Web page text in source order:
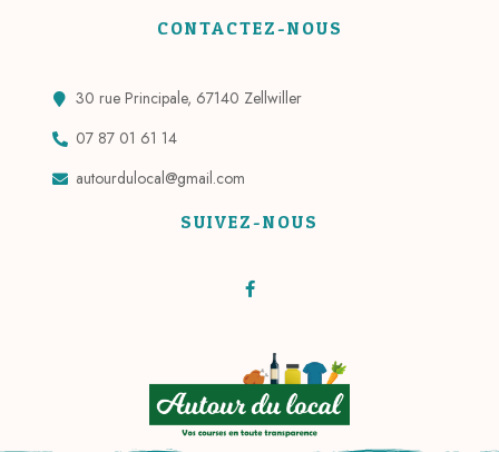
CONTACTEZ-NOUS
30 rue Principale, 67140 Zellwiller
07 87 01 61 14
autourdulocal@gmail.com
SUIVEZ-NOUS